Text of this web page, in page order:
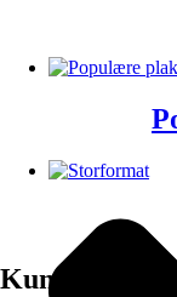
Kunderne